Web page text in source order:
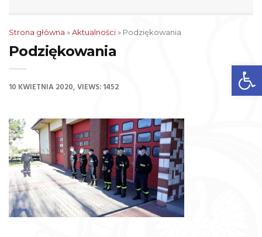
Strona główna »Aktualności» Podziękowania
Podziękowania
10 KWIETNIA 2020 VIEWS: 1452